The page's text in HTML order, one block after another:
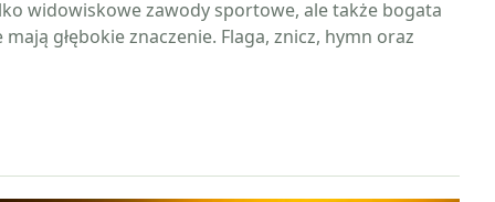
widowiskowe zawody sportowe, ale także bogata
głębokie znaczenie. Flaga, znicz, hymn oraz